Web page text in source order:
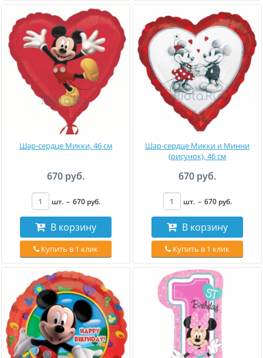
Шар-сердце Микки, 46 см
670 руб.
шт. – 670 руб.
В корзину
Купить в 1 клик
Шар-сердце Микки и Минни
(рисунок), 46 см
670 руб.
шт. – 670 руб.
В корзину
Купить в 1 клик